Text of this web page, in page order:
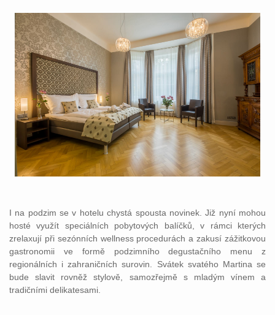
I na podzim se v hotelu chystá spousta novinek. Již nyní mohou
hosté využít speciálních pobytových balíčků, v rámci kterých
zrelaxují při sezónních wellness procedurách a zakusí zážitkovou
gastronomii ve formě podzimního degustačního menu z
regionálních i zahraničních surovin. Svátek svatého Martina se
bude slavit rovněž stylově, samozřejmě s mladým vínem a
tradičními delikatesami.